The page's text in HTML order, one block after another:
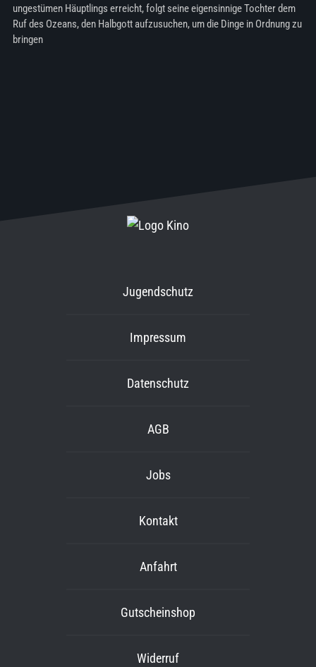
ungestümen Häuptlings erreicht, folgt seine eigensinnige Tochter dem
Ruf des Ozeans, den Halbgott aufzusuchen, um die Dinge in Ordnung zu
bringen
Jugendschutz
Impressum
Datenschutz
AGB
Jobs
Kontakt
Anfahrt
Gutscheinshop
Widerruf